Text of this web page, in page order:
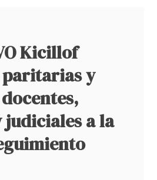
Kicillof
y
judiciales a la